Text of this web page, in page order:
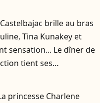
brille au bras
Tina Kunakey et
sensation... Le dîner de
tient ses
princesse Charlene